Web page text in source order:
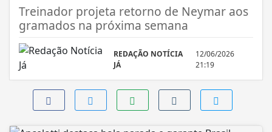
Treinador projeta retorno de Neymar aos
gramados na próxima semana
REDAÇÃO NOTÍCIA
JÁ
12/06/2026
21:19